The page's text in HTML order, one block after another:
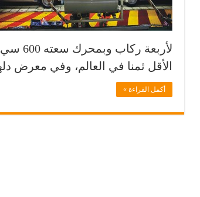
الأقل ثمنا في العالم، وفي معرض
أكمل القراءة »